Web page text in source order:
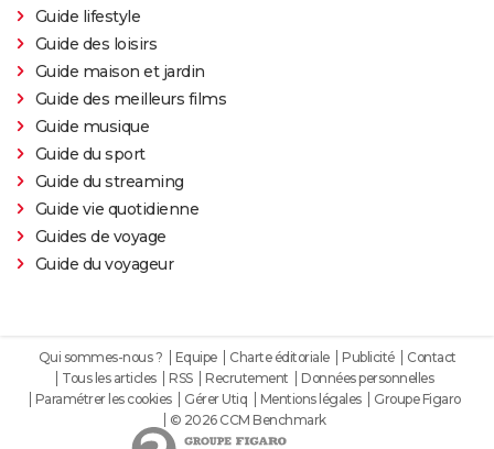
Guide lifestyle
Guide des loisirs
Guide maison et jardin
Guide des meilleurs films
Guide musique
Guide du sport
Guide du streaming
Guide vie quotidienne
Guides de voyage
Guide du voyageur
Qui sommes-nous ? Equipe Charte éditoriale Publicité
Contact
Tous les articles
RSS Recrutement
Données personnelles
Paramétrer les cookies
Gérer Utiq Mentions légales
Groupe Figaro
© 2026 CCM Benchmark